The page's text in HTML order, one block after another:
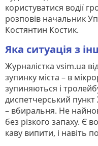
користуватися водії
розповів начальник
Костянтин Костик.
Яка ситуація з
Журналістка vsim.ua
зупинку міста – в
зупиняються і
диспетчерський пункт
– вбиральня. Не
без різкого запаху. Є
каву випити, і навіть